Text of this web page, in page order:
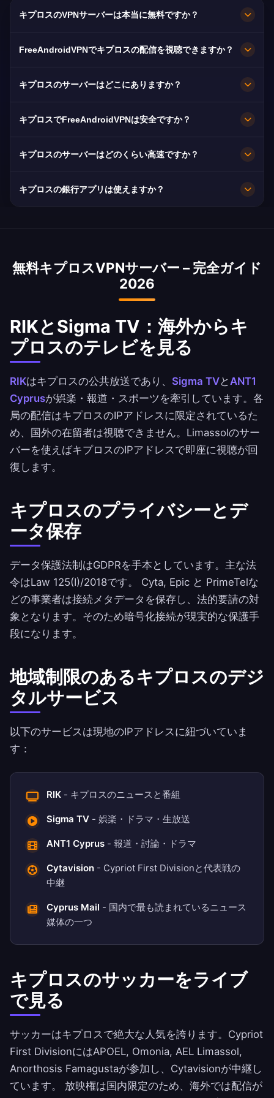
キプロスのVPNサーバーは本当に無料ですか？
完全無料です。Limassol, Nicosia, Stróvolosのサ
ーバーを、契約もカードも登録も不要、帯域無制
FreeAndroidVPNでキプロスの配信を視聴できますか？
はい。RIK、Sigma TV、ANT1 Cyprusに最適化さ
れており、通常は途切れなくHDで視聴できま
キプロスのサーバーはどこにありますか？
10Gbpsで稼働し、障害時は最寄りの利用可能な
キプロスでFreeAndroidVPNは安全ですか？
はい。AES-256暗号化と厳格なノーログ方針によ
り、閲覧内容は非公開のままです。
キプロスのサーバーはどのくらい高速ですか？
の平均速度は85 Mbpsで、HD配信に十分です。
キプロスの銀行アプリは使えますか？
Bank CyprusはキプロスのIPアドレスで利用でき
無料キプロスVPNサーバー – 完全ガイド
2026
RIKとSigma TV：海外からキ
プロスのテレビを見る
RIKはキプロスの公共放送であり、 Sigma TVとANT1
Cyprusが娯楽・報道・スポーツを牽引しています。各
局の配信はキプロスのIPアドレスに限定されているた
め、国外の在留者は視聴できません。Limassolのサー
バーを使えばキプロスのIPアドレスで即座に視聴が回
復します。
キプロスのプライバシーとデ
ータ保存
データ保護法制はGDPRを手本としています。主な法
令はLaw 125(I)/2018です。 Cyta, Epic と PrimeTelな
どの事業者は接続メタデータを保存し、法的要請の対
象となります。そのため暗号化接続が現実的な保護手
段になります。
地域制限のあるキプロスのデジ
タルサービス
以下のサービスは現地のIPアドレスに紐づいていま
す：
RIK - キプロスのニュースと番組
Sigma TV - 娯楽・ドラマ・生放送
ANT1 Cyprus - 報道・討論・ドラマ
Cytavision - Cypriot First Divisionと代表戦の
中継
Cyprus Mail - 国内で最も読まれているニュース
媒体の一つ
キプロスのサッカーをライブ
で見る
サッカーはキプロスで絶大な人気を誇ります。Cypriot
First DivisionにはAPOEL, Omonia, AEL Limassol,
Anorthosis Famagustaが参加し、Cytavisionが中継し
ています。 放映権は国内限定のため、海外では配信が